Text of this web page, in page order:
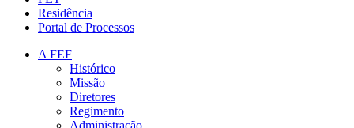
Residência
Portal de Processos
A FEF
Histórico
Missão
Diretores
Regimento
Administração